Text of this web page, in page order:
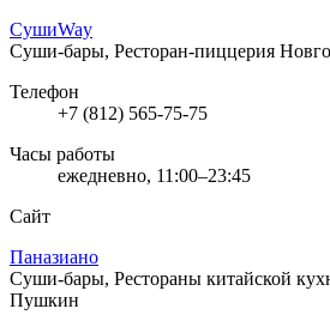
СушиWay
Суши-бары, Ресторан-пиццерия
Телефон
+7 (812) 565-75-75
Часы работы
ежедневно, 11:00–23:45
Сайт
Паназиано
Суши-бары, Рестораны китайской
Пушкин